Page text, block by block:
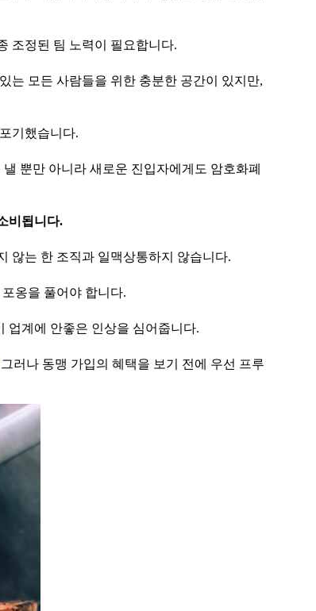
조정된 팀 노력이 필요합니다.
는 모든 사람들을 위한 충분한 공간이 있지만,
기했습니다.
뿐만 아니라 새로운 진입자에게도 암호화폐
비됩니다.
않는 한 조직과 일맥상통하지 않습니다.
옹을 풀어야 합니다.
업계에 안좋은 인상을 심어줍니다.
러나 동맹 가입의 혜택을 보기 전에 우선 프루